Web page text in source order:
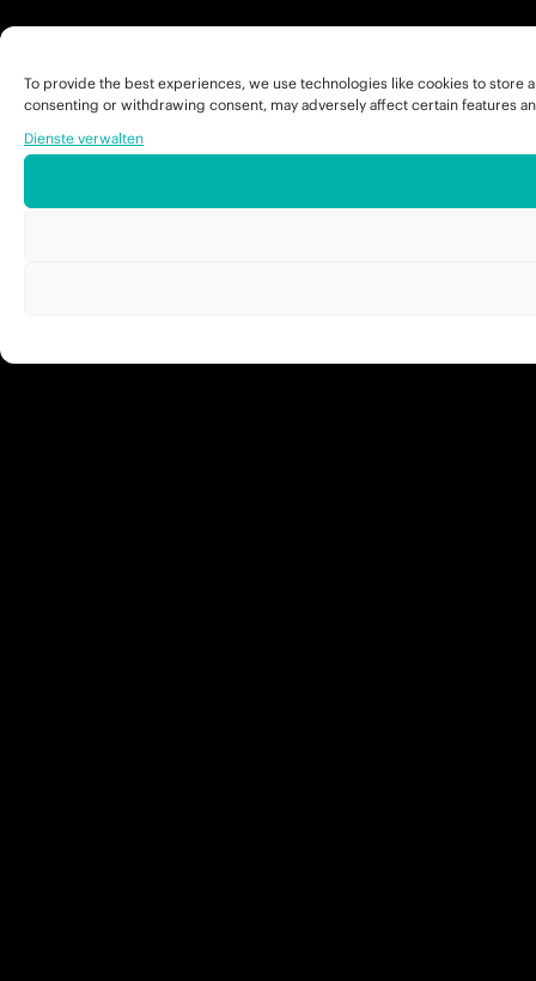
To provide the best experiences, we use technologies like cookies to
consenting or withdrawing consent, may adversely affect certain features
Dienste verwalten